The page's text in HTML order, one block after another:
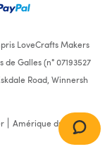
LoveCrafts Makers
Galles (n° 07193527
Road, Winnersh
Amérique du Nord